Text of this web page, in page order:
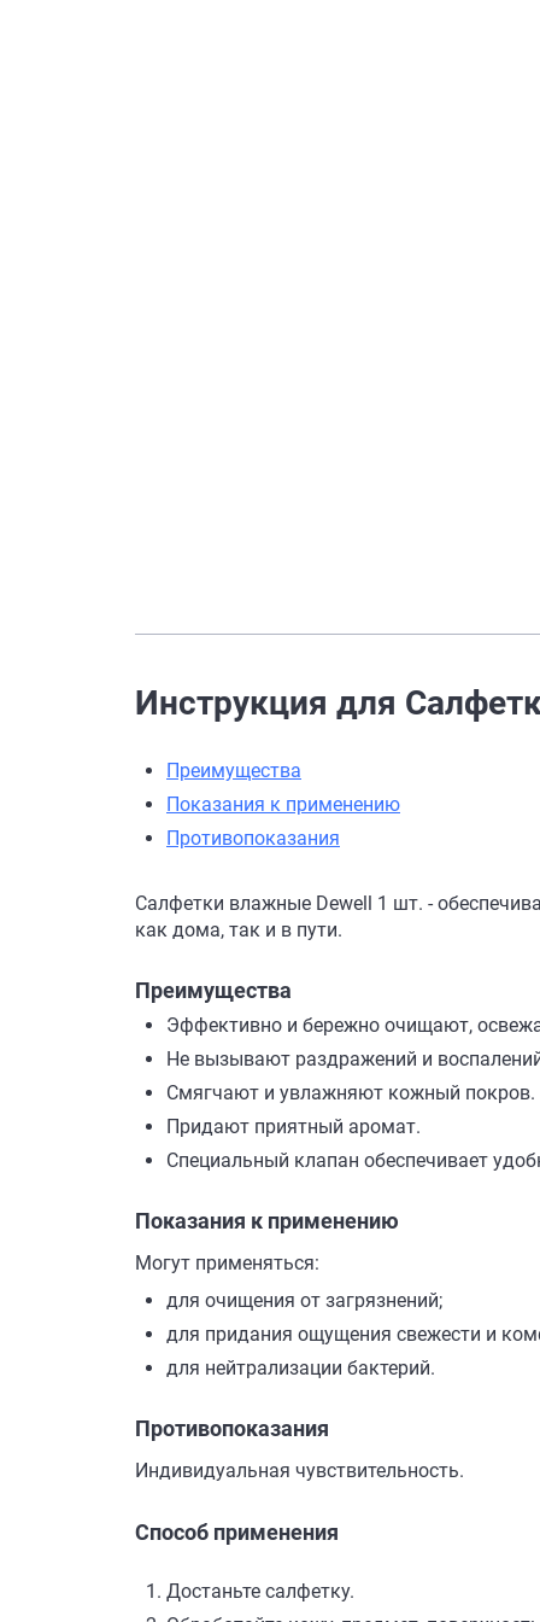
Инструкция для
Преимущества
Показания к применению
Противопоказания
Салфетки влажные Dewell 1 шт. -
как дома, так и в пути.
Преимущества
Эффективно и бережно очищают,
Не вызывают раздражений и
Смягчают и увлажняют кожный покров.
Придают приятный аромат.
Специальный клапан обеспечивает
Показания к применению
Могут применяться:
для очищения от загрязнений;
для придания ощущения свежести и
для нейтрализации бактерий.
Противопоказания
Индивидуальная чувствительность.
Способ применения
Достаньте салфетку.